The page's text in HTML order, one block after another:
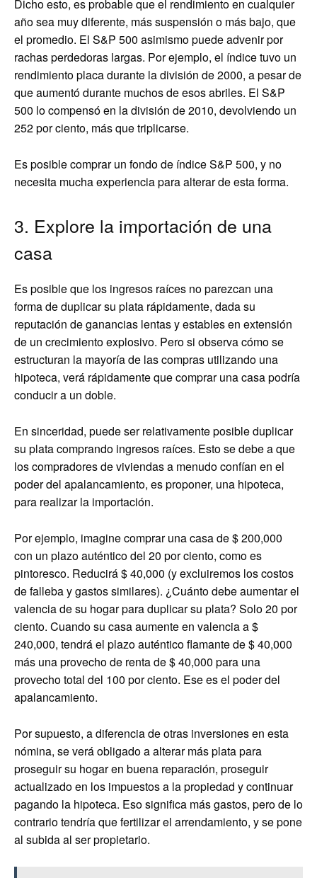
Dicho esto, es probable que el rendimiento en cualquier
año sea muy diferente, más suspensión o más bajo, que
el promedio. El S&P 500 asimismo puede advenir por
rachas perdedoras largas. Por ejemplo, el índice tuvo un
rendimiento placa durante la división de 2000, a pesar de
que aumentó durante muchos de esos abriles. El S&P
500 lo compensó en la división de 2010, devolviendo un
252 por ciento, más que triplicarse.
Es posible comprar un fondo de índice S&P 500, y no
necesita mucha experiencia para alterar de esta forma.
3. Explore la importación de una
casa
Es posible que los ingresos raíces no parezcan una
forma de duplicar su plata rápidamente, dada su
reputación de ganancias lentas y estables en extensión
de un crecimiento explosivo. Pero si observa cómo se
estructuran la mayoría de las compras utilizando una
hipoteca, verá rápidamente que comprar una casa podría
conducir a un doble.
En sinceridad, puede ser relativamente posible duplicar
su plata comprando ingresos raíces. Esto se debe a que
los compradores de viviendas a menudo confían en el
poder del apalancamiento, es proponer, una hipoteca,
para realizar la importación.
Por ejemplo, imagine comprar una casa de $ 200,000
con un plazo auténtico del 20 por ciento, como es
pintoresco. Reducirá $ 40,000 (y excluiremos los costos
de falleba y gastos similares). ¿Cuánto debe aumentar el
valencia de su hogar para duplicar su plata? Solo 20 por
ciento. Cuando su casa aumente en valencia a $
240,000, tendrá el plazo auténtico flamante de $ 40,000
más una provecho de renta de $ 40,000 para una
provecho total del 100 por ciento. Ese es el poder del
apalancamiento.
Por supuesto, a diferencia de otras inversiones en esta
nómina, se verá obligado a alterar más plata para
proseguir su hogar en buena reparación, proseguir
actualizado en los impuestos a la propiedad y continuar
pagando la hipoteca. Eso significa más gastos, pero de lo
contrario tendría que fertilizar el arrendamiento, y se pone
al subida al ser propietario.